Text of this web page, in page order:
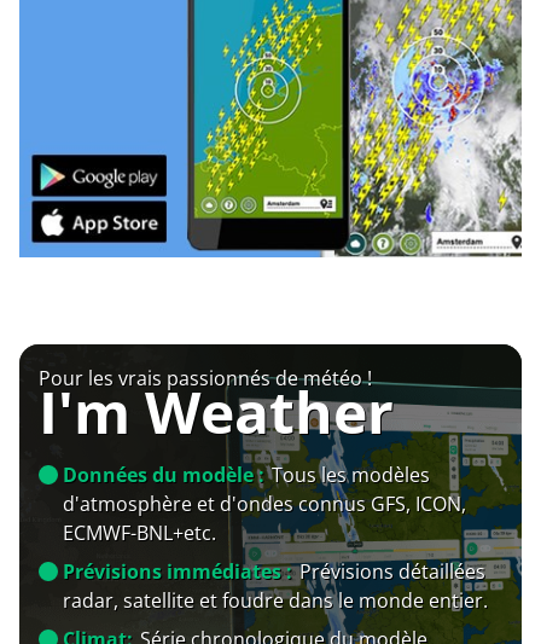
Pour les vrais passionnés de météo !
I'm Weather
Données du modèle : Tous les modèles
d'atmosphère et d'ondes connus GFS, ICON,
ECMWF-BNL+etc.
Prévisions immédiates : Prévisions détaillées
radar, satellite et foudre dans le monde entier.